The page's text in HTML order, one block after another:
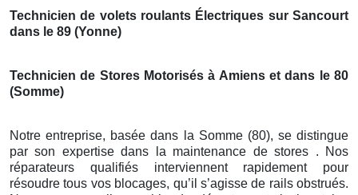
Technicien de volets roulants Électriques sur Sancourt
dans le 89 (Yonne)
Technicien de Stores Motorisés à Amiens et dans le 80
(Somme)
Notre entreprise, basée dans la Somme (80), se distingue
par son expertise dans la maintenance de stores . Nos
réparateurs qualifiés interviennent rapidement pour
résoudre tous vos blocages, qu’il s’agisse de rails obstrués.